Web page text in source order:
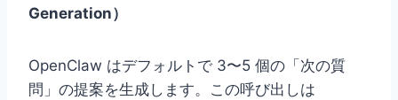
Generation）
OpenClaw はデフォルトで 3〜5 個の「次の質
問」の提案を生成します。この呼び出しは